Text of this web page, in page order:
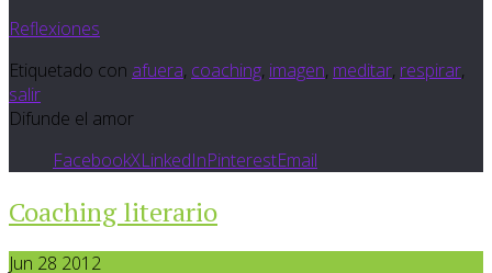
Reflexiones
Etiquetado con afuera, coaching, imagen, meditar, respirar,
salir
Difunde el amor
FacebookXLinkedInPinterestEmail
Coaching literario
Jun 28 2012